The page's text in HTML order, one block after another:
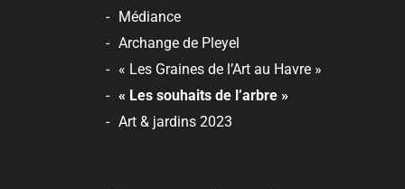
Médiance
Archange de Pleyel
« Les Graines de l’Art au Havre »
« Les souhaits de l’arbre »
Art & jardins 2023